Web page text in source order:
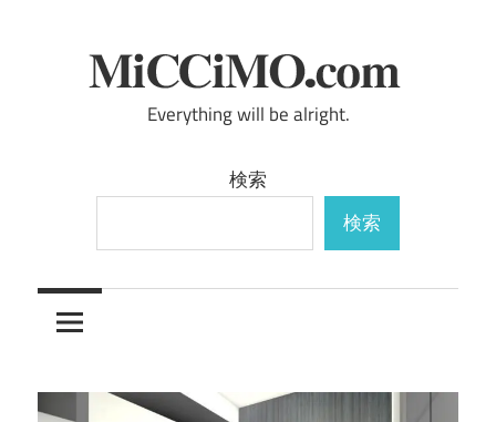
プ
micchimo.com
Everything will be alright.
検索
検索